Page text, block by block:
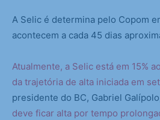
A Selic é determina pelo Copom
acontecem a cada 45 dias
Atualmente, a Selic está em 15%
da trajetória de alta iniciada em
presidente do BC, Gabriel
deve ficar alta por tempo